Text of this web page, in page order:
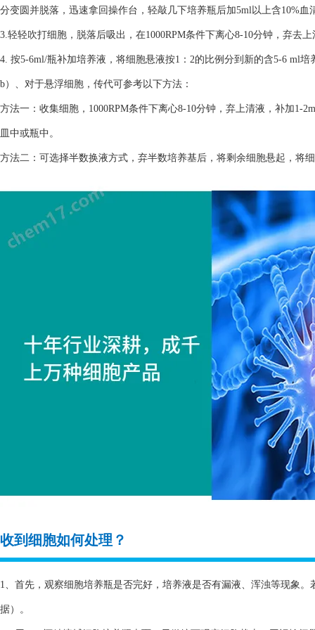
分变圆并脱落，迅速拿回操作台，轻敲几下培养瓶后加5ml以上含10%血
3.轻轻吹打细胞，脱落后吸出，在1000RPM条件下离心8-10分钟，弃去
4. 按5-6ml/瓶补加培养液，将细胞悬液按1：2的比例分到新的含5-6 ml培
b）、对于悬浮细胞，传代可参考以下方法：
方法一：收集细胞，1000RPM条件下离心8-10分钟，弃上清液，补加1-
皿中或瓶中。
方法二：可选择半数换液方式，弃半数培养基后，将剩余细胞悬起，将
收到细胞如何处理？
1、首先，观察细胞培养瓶是否完好，培养液是否有漏液、浑浊等现象
据）。